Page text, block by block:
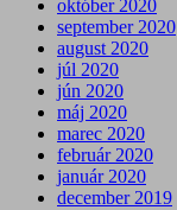
október 2020
september 2020
august 2020
júl 2020
jún 2020
máj 2020
marec 2020
február 2020
január 2020
december 2019